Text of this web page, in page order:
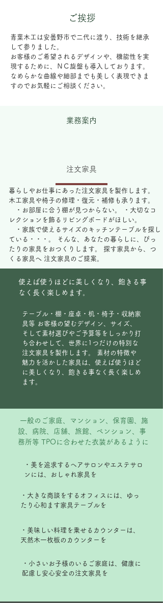
ご挨拶
青葉木工は安曇野市で二代に渡り、技術を継承
して参りました。
お客様のご希望されるデザインや、機能性を実
現するために、ＮＣ旋盤も導入しております。
なめらかな曲線や細部までも美しく表現できま
すのでお気軽にご相談ください。
業務案内
注文家具
暮らしやお仕事にあった注文家具を製作します。
木工家具や椅子の修理・復元・補修も承ります。
・お部屋に合う棚が見つからない。 ・大切なコ
レクションを飾るリビングボードがほしい。
・家族で使えるサイズのキッチンテーブルを探し
ている・・・。 そんな、あなたの暮らしに、ぴっ
たりの家具をおつくりします。 探す家具から、つ
くる家具へ 注文家具のご提案。
使えば使うほどに美しくなり、飽きる事
なく長く楽しめます。
テーブル・棚・座卓・机・椅子・収納家
具等 お客様の望むデザイン、サイズ、
そして素材選びやご予算等をしっかり打
ち合わせして、世界に1つだけの特別な
注文家具を製作します。 素材の特徴や
魅力を活かした家具は、使えば使うほど
に美しくなり、飽きる事なく長く楽しめ
ます。
一般のご家庭、マンション、保育園、施
設、病院、店舗、旅館、ペンション、事
務所等 TPOに合わせた衣装があるように
・美を追求するヘアサロンやエステサロ
ンには、おしゃれ家具を
・大きな商談をするオフィスには、ゆっ
たり心和ます家具テーブルを
・美味しい料理を乗せるカウンターは、
天然木一枚板のカウンターを
・小さいお子様のいるご家庭は、健康に
配慮し安心安全の注文家具を